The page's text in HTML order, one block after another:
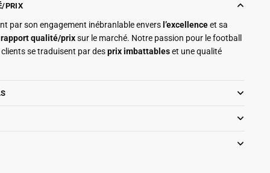
PRIX
par son engagement inébranlable envers l’excellenceet sa
rapport qualité/prixsur le marché. Notre passion pour le football
se traduisent par desprix imbattableset une qualité